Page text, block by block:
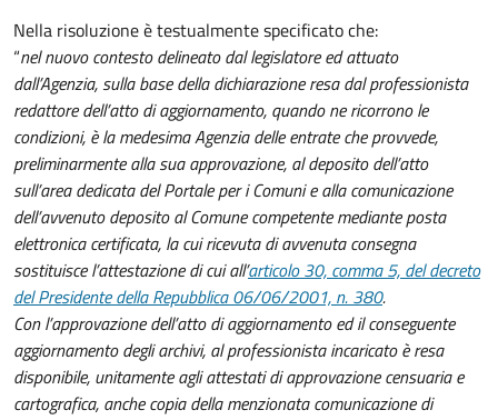
Nella risoluzione è testualmente specificato che:
“nel nuovo contesto delineato dal legislatore ed attuato
dall’Agenzia, sulla base della dichiarazione resa dal professionista
redattore dell’atto di aggiornamento, quando ne ricorrono le
condizioni, è la medesima Agenzia delle entrate che provvede,
preliminarmente alla sua approvazione, al deposito dell’atto
sull’area dedicata del Portale per i Comuni e alla comunicazione
dell’avvenuto deposito al Comune competente mediante posta
elettronica certificata, la cui ricevuta di avvenuta consegna
sostituisce l’attestazione di cui all’articolo 30, comma 5, del decreto
del Presidente della Repubblica 06/06/2001, n. 380.
Con l’approvazione dell’atto di aggiornamento ed il conseguente
aggiornamento degli archivi, al professionista incaricato è resa
disponibile, unitamente agli attestati di approvazione censuaria e
cartografica, anche copia della menzionata comunicazione di